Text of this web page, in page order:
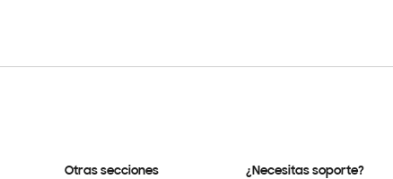
Otras secciones ¿Necesitas soporte?